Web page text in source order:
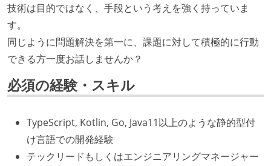
技術は目的ではなく、手段という考えを強く持っていま
す。
同じように問題解決を第一に、課題に対して積極的に行動
できる方一度お話しませんか？
必須の経験・スキル
TypeScript, Kotlin, Go, Java11以上のような静的型付
け言語での開発経験
テックリードもしくはエンジニアリングマネージャー